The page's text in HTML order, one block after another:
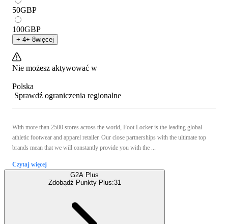
50GBP
100GBP
+-4+-8więcej
Nie możesz aktywować w
Polska
Sprawdź ograniczenia regionalne
With more than 2500 stores across the world, Foot Locker is the leading global
athletic footwear and apparel retailer. Our close partnerships with the ultimate top
brands mean that we will constantly provide you with the ...
Czytaj więcej
G2A Plus
Zdobądź Punkty Plus:31